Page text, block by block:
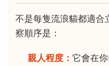
不是每隻流浪貓都適合
察順序是：
親人程度： 它會在